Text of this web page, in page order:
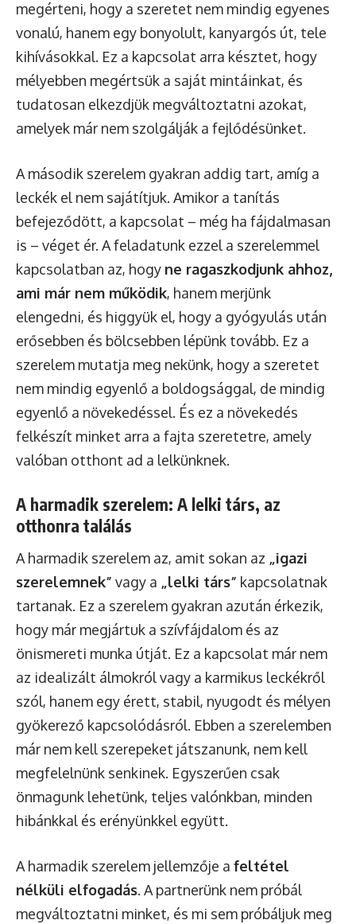
megérteni, hogy a szeretet nem mindig egyenes
vonalú, hanem egy bonyolult, kanyargós út, tele
kihívásokkal. Ez a kapcsolat arra késztet, hogy
mélyebben megértsük a saját mintáinkat, és
tudatosan elkezdjük megváltoztatni azokat,
amelyek már nem szolgálják a fejlődésünket.
A második szerelem gyakran addig tart, amíg a
leckék el nem sajátítjuk. Amikor a tanítás
befejeződött, a kapcsolat – még ha fájdalmasan
is – véget ér. A feladatunk ezzel a szerelemmel
kapcsolatban az, hogy ne ragaszkodjunk ahhoz,
ami már nem működik, hanem merjünk
elengedni, és higgyük el, hogy a gyógyulás után
erősebben és bölcsebben lépünk tovább. Ez a
szerelem mutatja meg nekünk, hogy a szeretet
nem mindig egyenlő a boldogsággal, de mindig
egyenlő a növekedéssel. És ez a növekedés
felkészít minket arra a fajta szeretetre, amely
valóban otthont ad a lelkünknek.
A harmadik szerelem: A lelki társ, az
otthonra találás
A harmadik szerelem az, amit sokan az „igazi
szerelemnek” vagy a „lelki társ” kapcsolatnak
tartanak. Ez a szerelem gyakran azután érkezik,
hogy már megjártuk a szívfájdalom és az
önismereti munka útját. Ez a kapcsolat már nem
az idealizált álmokról vagy a karmikus leckékről
szól, hanem egy érett, stabil, nyugodt és mélyen
gyökerező kapcsolódásról. Ebben a szerelemben
már nem kell szerepeket játszanunk, nem kell
megfelelnünk senkinek. Egyszerűen csak
önmagunk lehetünk, teljes valónkban, minden
hibánkkal és erényünkkel együtt.
A harmadik szerelem jellemzője a feltétel
nélküli elfogadás. A partnerünk nem próbál
megváltoztatni minket, és mi sem próbáljuk meg